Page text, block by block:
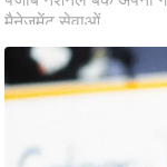
शि
प
रा
ज